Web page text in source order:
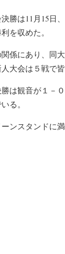
勝は11月15日
を収めた。
係にあり、同
大会は５戦で皆
は観音が１－
る。
ンスタンドに